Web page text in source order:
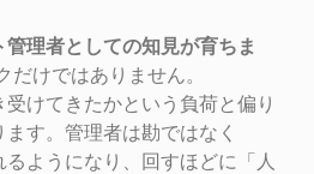
管理者としての知見が育ちま
だけではありません。
けてきたかという負荷と偏り
す。管理者は勘ではなく
ようになり、回すほどに「人